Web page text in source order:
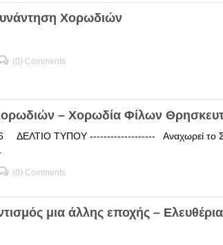
Χορωδιών
(0) Comments
– Χορωδία Φίλων
ΔΕΛΤΙΟ ΤΥΠΟΥ ------------------- Αναχωρεί το
(0) Comments
μια άλλης εποχής –